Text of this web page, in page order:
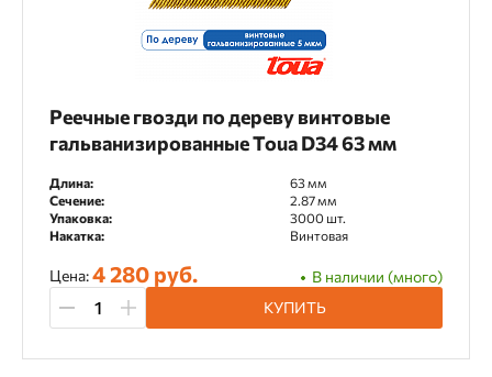
Реечные гвозди по дереву винтовые
гальванизированные Toua D34 63 мм
Длина:
63 мм
Сечение:
2.87 мм
Упаковка:
3000 шт.
Накатка:
Винтовая
Цена:4 280 руб.
В наличии (много)
КУПИТЬ